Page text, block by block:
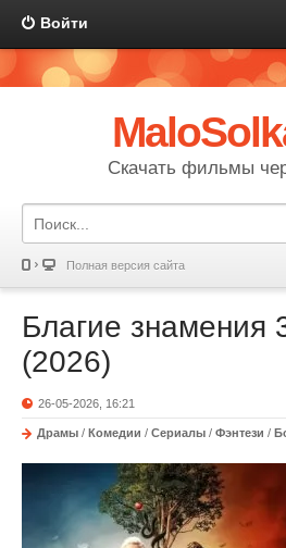
Войти
Скачать фильмы
Полная версия сайта
Благие знамения
(2026)
26-05-2026, 16:21
Драмы / Комедии / Сериалы / Фэнтези /